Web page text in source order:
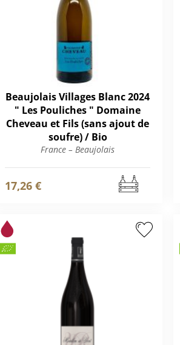
Beaujolais Villages Blanc 2024
" Les Pouliches " Domaine
Cheveau et Fils (sans ajout de
soufre) / Bio
France – Beaujolais
17,26 €